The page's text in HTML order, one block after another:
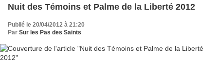
Nuit des Témoins et Palme de la Liberté 2012
Publié le 20/04/2012 à 21:20
Par Sur les Pas des Saints